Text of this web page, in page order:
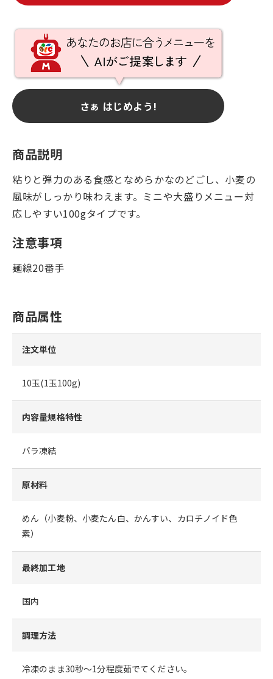
さぁ はじめよう!
商品説明
粘りと弾力のある食感となめらかなのどごし、小麦の
風味がしっかり味わえます。ミニや大盛りメニュー対
応しやすい100gタイプです。
注意事項
麺線20番手
商品属性
注文単位
10玉(1玉100g)
内容量規格特性
バラ凍結
原材料
めん（小麦粉、小麦たん白、かんすい、カロチノイド色
素）
最終加工地
国内
調理方法
冷凍のまま30秒～1分程度茹でてください。